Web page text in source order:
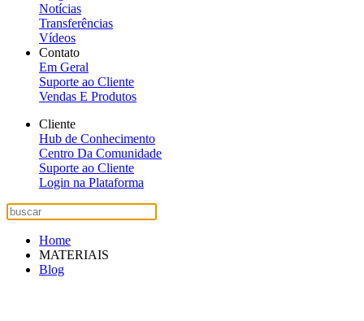
Notícias
Transferências
Vídeos
Contato
Em Geral
Suporte ao Cliente
Vendas E Produtos
Cliente
Hub de Conhecimento
Centro Da Comunidade
Suporte ao Cliente
Login na Plataforma
Home
MATERIAIS
Blog